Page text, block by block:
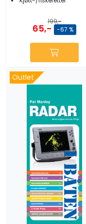
199,-
65,- -67 %
Outlet